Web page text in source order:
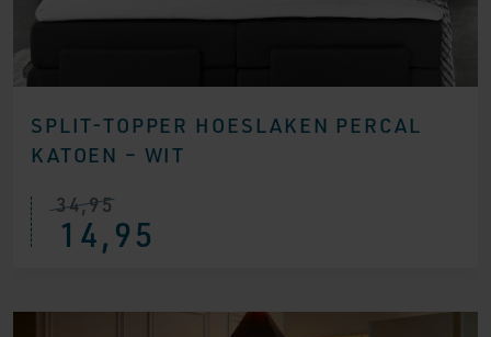
SPLIT-TOPPER HOESLAKEN PERCAL
KATOEN – WIT
34,95
14,95